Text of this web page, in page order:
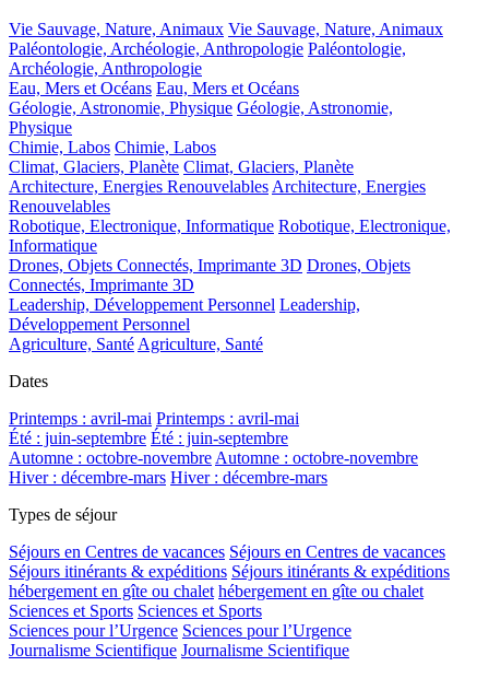
Vie Sauvage, Nature, Animaux Vie Sauvage, Nature, Animaux
Paléontologie, Archéologie, Anthropologie Paléontologie,
Archéologie, Anthropologie
Eau, Mers et Océans Eau, Mers et Océans
Géologie, Astronomie, Physique Géologie, Astronomie,
Physique
Chimie, Labos Chimie, Labos
Climat, Glaciers, Planète Climat, Glaciers, Planète
Architecture, Energies RenouvelablesArchitecture, Energies
Renouvelables
Robotique, Electronique, Informatique Robotique, Electronique,
Informatique
Drones, Objets Connectés, Imprimante 3D Drones, Objets
Connectés, Imprimante 3D
Leadership, Développement Personnel Leadership,
Développement Personnel
Agriculture, SantéAgriculture, Santé
Dates
Printemps : avril-mai Printemps : avril-mai
Été : juin-septembre Été : juin-septembre
Automne : octobre-novembreAutomne : octobre-novembre
Hiver : décembre-mars Hiver : décembre-mars
Types de séjour
Séjours en Centres de vacances Séjours en Centres de vacances
Séjours itinérants & expéditions Séjours itinérants & expéditions
hébergement en gîte ou chalet hébergement en gîte ou chalet
Sciences et Sports Sciences et Sports
Sciences pour l’Urgence Sciences pour l’Urgence
Journalisme Scientifique Journalisme Scientifique